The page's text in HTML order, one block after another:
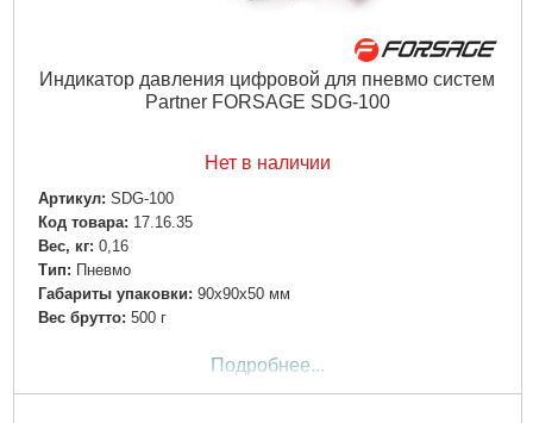
Индикатор давления цифровой для пневмо систем
Partner FORSAGE SDG-100
Нет в наличии
Артикул: SDG-100
Код товара: 17.16.35
Вес, кг: 0,16
Тип: Пневмо
Габариты упаковки: 90x90x50 мм
Вес брутто: 500 г
Подробнее...